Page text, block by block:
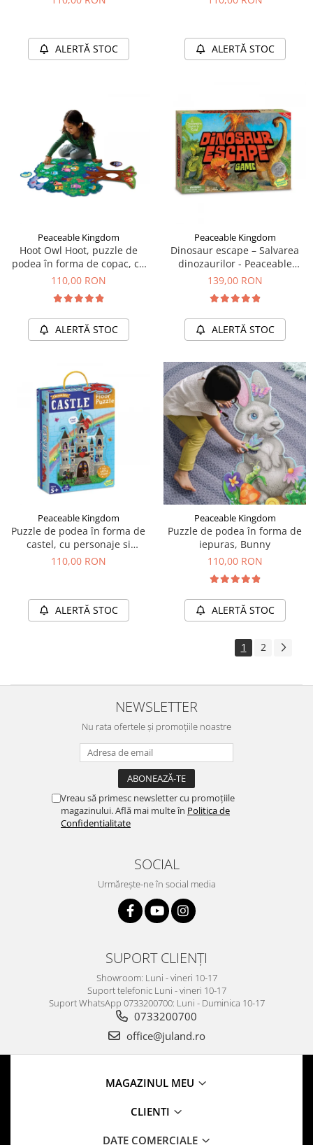
ALERTĂ STOC ALERTĂ STOC
Peaceable Kingdom
Hoot Owl Hoot, puzzle de
podea în forma de copac, cu
bufnite
110,00 RON
ALERTĂ STOC
Peaceable Kingdom
Dinosaur escape – Salvarea
dinozaurilor - Peaceable
Kingdom
139,00 RON
ALERTĂ STOC
Peaceable Kingdom
Puzzle de podea în forma de
castel, cu personaje si
dragoni, Castle Floor Puzzle
110,00 RON
ALERTĂ STOC
Peaceable Kingdom
Puzzle de podea în forma de
iepuras, Bunny
110,00 RON
ALERTĂ STOC
1 2
NEWSLETTER
Nu rata ofertele și promoțiile noastre
Vreau să primesc newsletter cu promoțiile
magazinului. Află mai multe în Politica de
Confidentialitate
SOCIAL
Urmărește-ne în social media
SUPORT CLIENȚI
Showroom: Luni - vineri 10-17
Suport telefonic Luni - vineri 10-17
Suport WhatsApp 0733200700: Luni - Duminica 10-17
0733200700
office@juland.ro
MAGAZINUL MEU
CLIENTI
DATE COMERCIALE